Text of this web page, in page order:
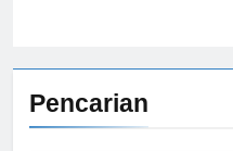
Pencarian